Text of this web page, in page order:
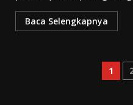
Baca Selengkapnya
1